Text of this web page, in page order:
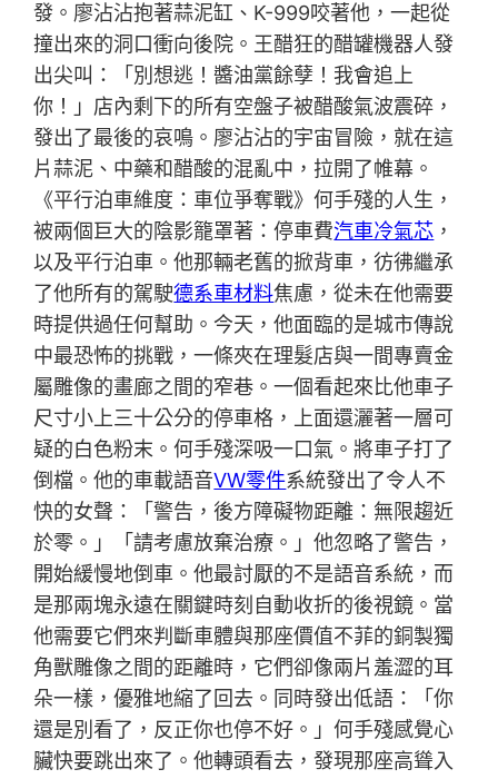
發。廖沾沾抱著蒜泥缸、K-999咬著他，一起從
撞出來的洞口衝向後院。王醋狂的醋罐機器人發
出尖叫：「別想逃！醬油黨餘孽！我會追上
你！」店內剩下的所有空盤子被醋酸氣波震碎，
發出了最後的哀鳴。廖沾沾的宇宙冒險，就在這
片蒜泥、中藥和醋酸的混亂中，拉開了帷幕。
《平行泊車維度：車位爭奪戰》何手殘的人生，
被兩個巨大的陰影籠罩著：停車費汽車冷氣芯 ，
以及平行泊車。他那輛老舊的掀背車，彷彿繼承
了他所有的駕駛德系車材料焦慮，從未在他需要
時提供過任何幫助。今天，他面臨的是城市傳說
中最恐怖的挑戰，一條夾在理髮店與一間專賣金
屬雕像的畫廊之間的窄巷。一個看起來比他車子
尺寸小上三十公分的停車格，上面還灑著一層可
疑的白色粉末。何手殘深吸一口氣。將車子打了
倒檔。他的車載語音VW零件系統發出了令人不
快的女聲：「警告，後方障礙物距離：無限趨近
於零。」「請考慮放棄治療。」他忽略了警告，
開始緩慢地倒車。他最討厭的不是語音系統，而
是那兩塊永遠在關鍵時刻自動收折的後視鏡。當
他需要它們來判斷車體與那座價值不菲的銅製獨
角獸雕像之間的距離時，它們卻像兩片羞澀的耳
朵一樣，優雅地縮了回去。同時發出低語：「你
還是別看了，反正你也停不好。」何手殘感覺心
臟快要跳出來了。他轉頭看去，發現那座高聳入